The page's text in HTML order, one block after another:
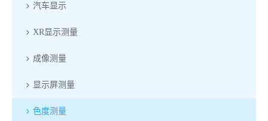
汽车显示
XR显示测量
成像测量
显示屏测量
色度测量